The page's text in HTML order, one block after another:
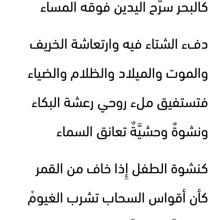
كالبحر سرَّح اليدين فوقه المساء
دفء الشتاء فيه وارتعاشة الخريف
والموت والميلاد والظلام والضياء
فتستفيق ملء روحي رعشة البكاء
ونشوةٌ وحشيَّةٌ تعانق السماء
كنشوة الطفل إِذا خاف من القمر
كأن أقواس السحاب تشرب الغيومْ